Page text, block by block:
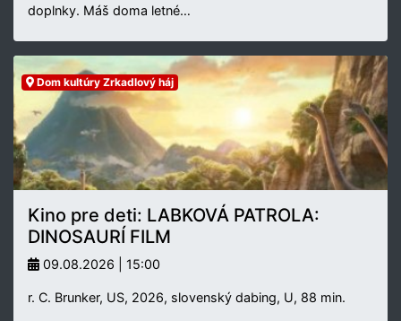
doplnky. Máš doma letné…
Dom kultúry Zrkadlový háj
Kino pre deti: LABKOVÁ PATROLA:
DINOSAURÍ FILM
09.08.2026 | 15:00
r. C. Brunker, US, 2026, slovenský dabing, U, 88 min.